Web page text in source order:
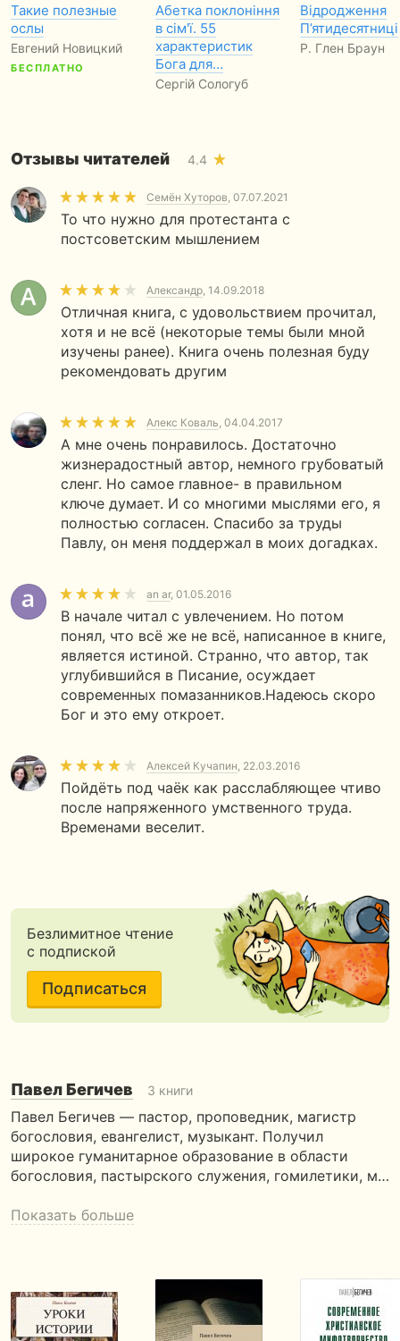
Такие полезные
ослы
Евгений Новицкий
БЕСПЛАТНО
Абетка поклоніння
в сім'ї. 55
характеристик
Бога для…
Сергій Сологуб
Відродження
П’ятидесятниці
Р. Глен Браун
Отзывы читателей 4.4
Семён Хуторов, 07.07.2021
То что нужно для протестанта с
постсоветским мышлением
Александр, 14.09.2018
Отличная книга, с удовольствием прочитал,
хотя и не всё (некоторые темы были мной
изучены ранее). Книга очень полезная буду
рекомендовать другим
Алекс Коваль, 04.04.2017
А мне очень понравилось. Достаточно
жизнерадостный автор, немного грубоватый
сленг. Но самое главное- в правильном
ключе думает. И со многими мыслями его, я
полностью согласен. Спасибо за труды
Павлу, он меня поддержал в моих догадках.
an ar, 01.05.2016
В начале читал с увлечением. Но потом
понял, что всё же не всё, написанное в книге,
является истиной. Странно, что автор, так
углубившийся в Писание, осуждает
современных помазанников.Надеюсь скоро
Бог и это ему откроет.
Алексей Кучапин, 22.03.2016
Пойдёть под чаёк как расслабляющее чтиво
после напряженного умственного труда.
Временами веселит.
Безлимитное чтение
с подпиской
Подписаться
Павел Бегичев 3 книги
Павел Бегичев — пастор, проповедник, магистр
богословия, евангелист, музыкант. Получил
широкое гуманитарное образование в области
богословия, пастырского служения, гомилетики, м…
Показать больше